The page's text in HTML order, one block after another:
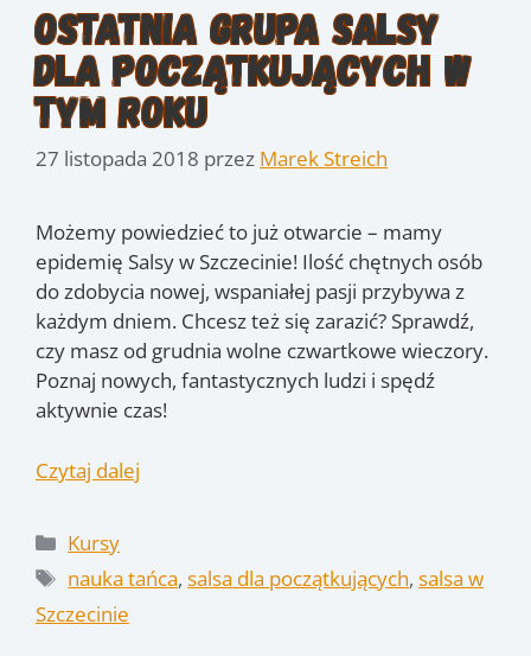
Ostatnia grupa Salsy
dla początkujących w
tym roku
27 listopada 2018 przez Marek Streich
Możemy powiedzieć to już otwarcie – mamy
epidemię Salsy w Szczecinie! Ilość chętnych osób
do zdobycia nowej, wspaniałej pasji przybywa z
każdym dniem. Chcesz też się zarazić? Sprawdź,
czy masz od grudnia wolne czwartkowe wieczory.
Poznaj nowych, fantastycznych ludzi i spędź
aktywnie czas!
Czytaj dalej
Kategorie
Kursy
Tagi
nauka tańca,salsa dla początkujących,salsa w
Szczecinie